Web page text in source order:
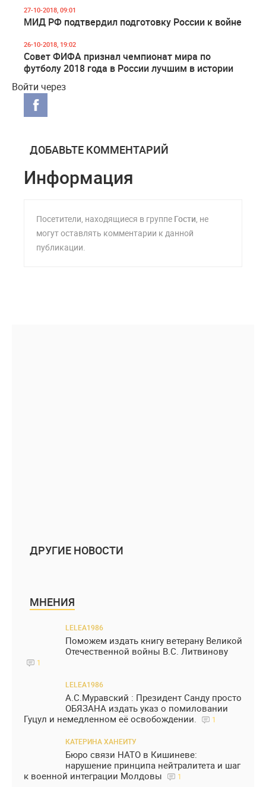
27-10-2018, 09:01
МИД РФ подтвердил подготовку России к войне
26-10-2018, 19:02
Совет ФИФА признал чемпионат мира по
футболу 2018 года в России лучшим в истории
Войти через
ДОБАВЬТЕ КОММЕНТАРИЙ
Информация
Посетители, находящиеся в группе Гости , не
могут оставлять комментарии к данной
публикации.
ДРУГИЕ НОВОСТИ
МНЕНИЯ
LELEA1986
Поможем издать книгу ветерану Великой
Отечественной войны В.С. Литвинову
1
LELEA1986
А.С.Муравский : Президент Санду просто
ОБЯЗАНА издать указ о помиловании
Гуцул и немедленном её освобождении.
1
КАТЕРИНА ХАНЕИТУ
Бюро связи НАТО в Кишиневе:
нарушение принципа нейтралитета и шаг
к военной интеграции Молдовы
1